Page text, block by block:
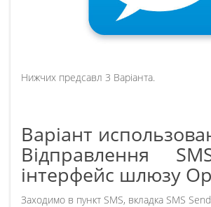
Нижчих предсавл 3 Варіанта.
Варіант
Відправлення
інтерфейс шлюзу
Заходимо в пункт SMS, вкладка SMS